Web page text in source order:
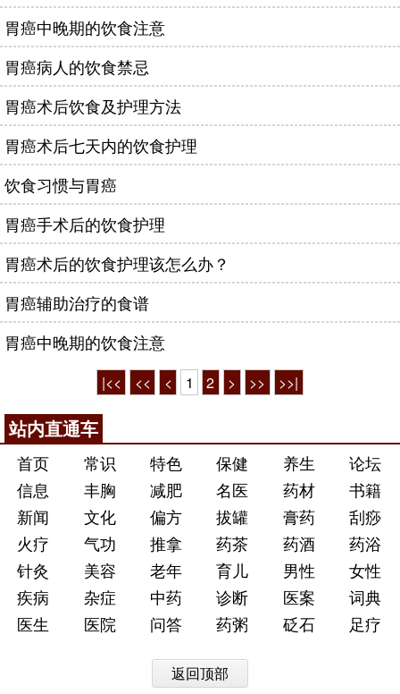
胃癌中晚期的饮食注意
胃癌病人的饮食禁忌
胃癌术后饮食及护理方法
胃癌术后七天内的饮食护理
饮食习惯与胃癌
胃癌手术后的饮食护理
胃癌术后的饮食护理该怎么办？
胃癌辅助治疗的食谱
胃癌中晚期的饮食注意
|<< << < 1 2 > >> >>|
站内直通车
首页 常识 特色 保健 养生
论坛
信息
丰胸 减肥 名医 药材
书籍
新闻
文化 偏方 拔罐 膏药
刮痧
火疗
气功 推拿 药茶 药酒
药浴
针灸
美容 老年 育儿 男性
女性
疾病
杂症 中药 诊断 医案
词典
医生
医院 问答 药粥 砭石 足疗
返回顶部